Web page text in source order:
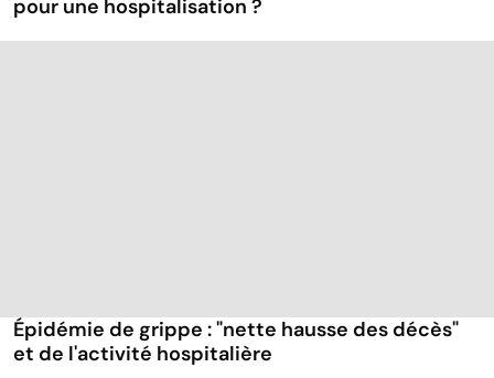
pour une hospitalisation ?
Épidémie de grippe : "nette hausse des décès"
et de l'activité hospitalière